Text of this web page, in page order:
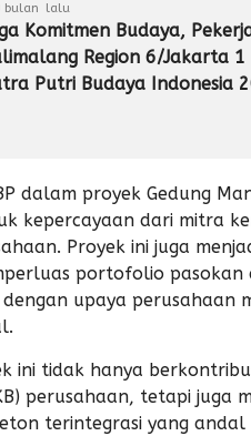
bulan lalu
Komitmen Budaya,
Region 6/Jakarta
Putri Budaya Indonesia
dalam proyek Gedung
kepercayaan dari mitra
Proyek ini juga
portofolio
upaya perusahaan
ini tidak hanya
perusahaan, tetapi juga
terintegrasi yang